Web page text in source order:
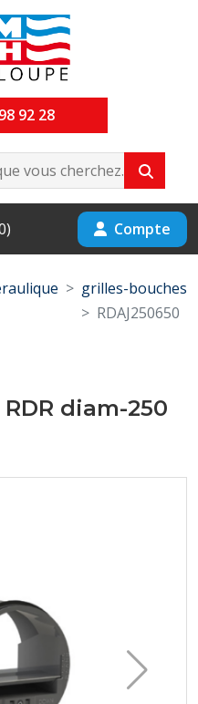
92 28
) Compte
grilles-bouches
RDAJ250650
diam-250